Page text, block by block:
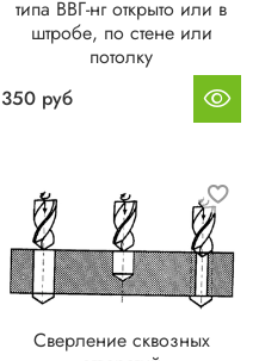
типа ВВГ-нг открыто или в
штробе, по стене или
потолку
350 руб
Сверление сквозных